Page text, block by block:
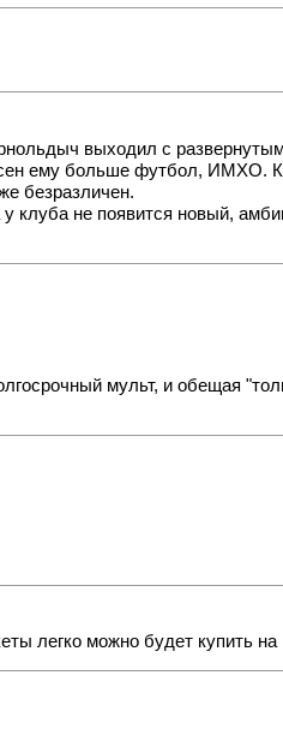
выходил с
ему больше футбол, ИМХО.
безразличен.
клуба не появится новый,
мульт, и обещая
легко можно будет купить на